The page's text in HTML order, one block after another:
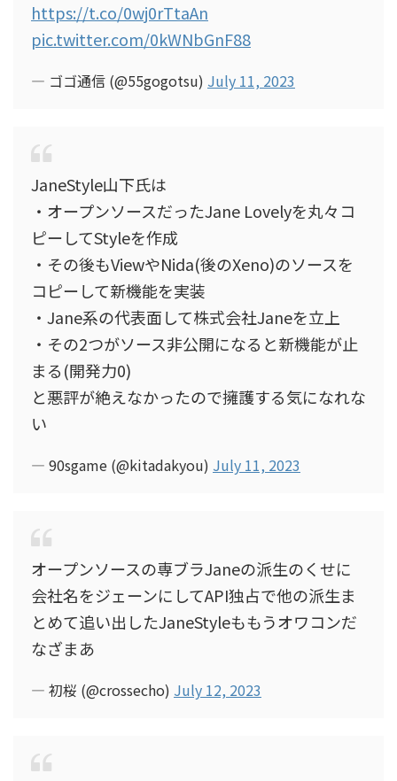
https://t.co/0wj0rTtaAn
pic.twitter.com/0kWNbGnF88
— ゴゴ通信 (@55gogotsu) July 11, 2023
JaneStyle山下氏は
・オープンソースだったJane Lovelyを丸々コ
ピーしてStyleを作成
・その後もViewやNida(後のXeno)のソースを
コピーして新機能を実装
・Jane系の代表面して株式会社Janeを立上
・その2つがソース非公開になると新機能が止
まる(開発力0)
と悪評が絶えなかったので擁護する気になれな
い
— 90sgame (@kitadakyou) July 11, 2023
オープンソースの専ブラJaneの派生のくせに
会社名をジェーンにしてAPI独占で他の派生ま
とめて追い出したJaneStyleももうオワコンだ
なざまあ
— 初桜 (@crossecho) July 12, 2023